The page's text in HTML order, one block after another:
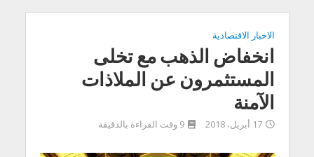
الاخبار الاقتصادية
انخفاض الذهب مع تخلى
المستثمرون عن الملاذات
الآمنة
17 أبريل، 2018 9 وقت القراءة بالدقيقة